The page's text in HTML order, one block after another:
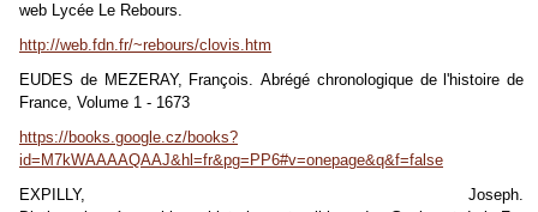
web Lycée Le Rebours.
http://web.fdn.fr/~rebours/clovis.htm
EUDES de MEZERAY, François. Abrégé chronologique de l'histoire de
France, Volume 1 - 1673
https://books.google.cz/books?
id=M7kWAAAAQAAJ&hl=fr&pg=PP6#v=onepage&q&f=false
EXPILLY, Joseph.